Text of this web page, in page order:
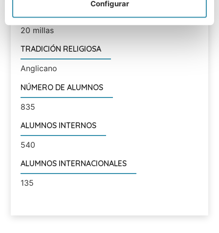
DISTANCIA DESDE LONDRES
20 millas
TRADICIÓN RELIGIOSA
Anglicano
NÚMERO DE ALUMNOS
835
ALUMNOS INTERNOS
540
ALUMNOS INTERNACIONALES
135
Configurar